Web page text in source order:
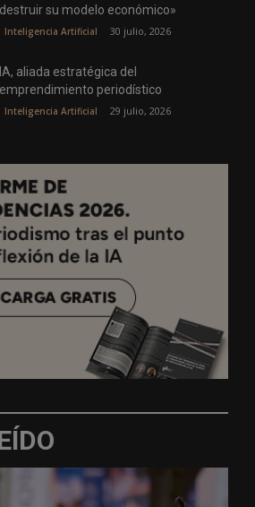
destruir su modelo económico»
Inteligencia Artificial 30 julio, 2026
IA, aliada estratégica del
emprendimiento periodístico
Inteligencia Artificial 29 julio, 2026